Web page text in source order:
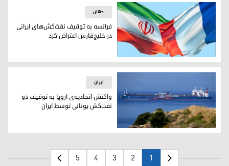
فرانسه به توقیف نفت‌کش‌های ایرانی در خلیج‌فارس اعتراض
جهان
فرانسه به توقیف نفت‌کش‌های ایرانی
در خلیج‌فارس اعتراض کرد
دو فروند کشتی توقیف شده‌ی یونانی از سوی ایران
ایران
واکنش اتحادیه‌ی اروپا به توقیف دو
نفت‌کش یونانی توسط ایران
1
2
3
4
5